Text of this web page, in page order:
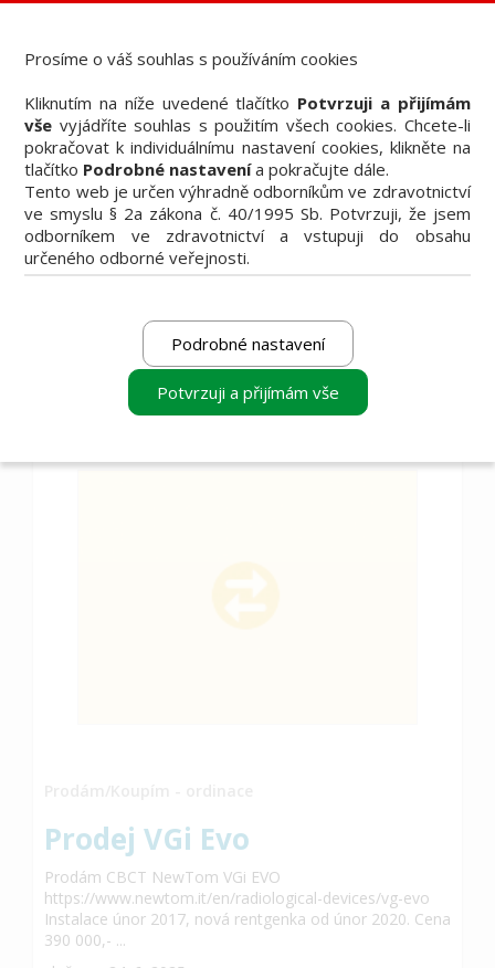
Knižní nabídka
Vzdělávací akce
Akční nabídky firem
Přehledy produktů
Inzerce
Předplatné / el. verze časopisů
Filtrovat
Prodej VGi Evo
Prodám CBCT NewTom VGi EVO
https://www.newtom.it/en/radiological-devices/vg-evo
Instalace únor 2017, nová rentgenka od únor 2020. Cena
390 000,- ...
Prosíme o váš souhlas s používáním cookies
Kliknutím na níže uvedené tlačítko Potvrzuji a přijímám
vše vyjádříte souhlas s použitím všech cookies. Chcete-li
pokračovat k individuálnímu nastavení cookies, klikněte na
tlačítko Podrobné nastavenía pokračujte dále.
Tento web je určen výhradně odborníkům ve zdravotnictví
ve smyslu § 2a zákona č. 40/1995 Sb. Potvrzuji, že jsem
odborníkem ve zdravotnictví a vstupuji do obsahu
určeného odborné veřejnosti.
Podrobné nastavení
Potvrzuji a přijímám vše